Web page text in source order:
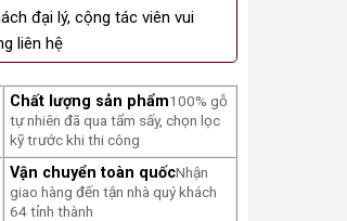
đại lý, cộng tác viên vui
liên hệ
Chất lượng sản phẩm100% gỗ
tự nhiên đã qua tẩm sấy, chọn lọc
kỹ trước khi thi công
Vận chuyển toàn quốcNhận
giao hàng đến tận nhà quý khách
64 tỉnh thành